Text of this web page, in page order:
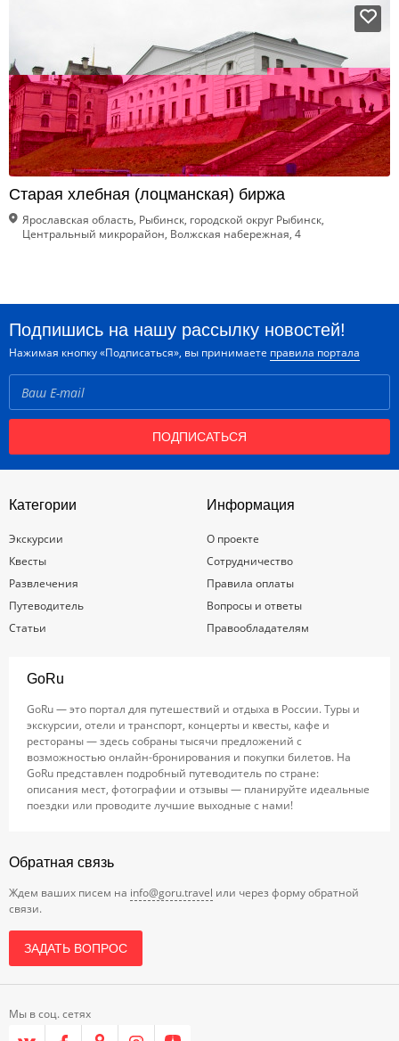
Старая хлебная (лоцманская) биржа
Ярославская область, Рыбинск, городской округ Рыбинск,
Центральный микрорайон, Волжская набережная, 4
Подпишись на нашу рассылку новостей!
Нажимая кнопку «Подписаться», вы принимаете правила портала
ПОДПИСАТЬСЯ
Категории
Экскурсии
Квесты
Развлечения
Путеводитель
Статьи
Информация
О проекте
Сотрудничество
Правила оплаты
Вопросы и ответы
Правообладателям
GoRu
GoRu — это портал для путешествий и отдыха в России. Туры и
экскурсии, отели и транспорт, концерты и квесты, кафе и
рестораны — здесь собраны тысячи предложений с
возможностью онлайн-бронирования и покупки билетов. На
GoRu представлен подробный путеводитель по стране:
описания мест, фотографии и отзывы — планируйте идеальные
поездки или проводите лучшие выходные с нами!
Обратная связь
Ждем ваших писем на info@goru.travel или через форму обратной
связи.
ЗАДАТЬ ВОПРОС
Мы в соц. сетях